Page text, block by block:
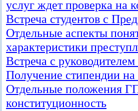
услуг ждет проверка на
Встреча студентов с
Отдельные аспекты
характеристики
Встреча с
Получение стипендии
Отдельные положения
конституционность